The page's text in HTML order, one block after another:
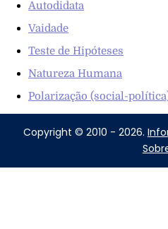
Autodidata
Vaidade
Teste de Hipóteses
Natureza Humana
Polarização (social-
Copyright © 2010 - 2026.